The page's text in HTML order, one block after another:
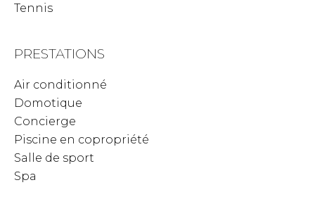
Tennis
PRESTATIONS
Air conditionné
Domotique
Concierge
Piscine en copropriété
Salle de sport
Spa